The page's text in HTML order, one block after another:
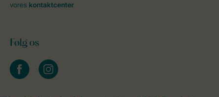
vores kontaktcenter
Følg os
facebookinstagram